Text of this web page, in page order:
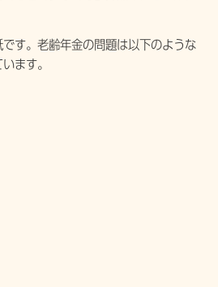
す。老齢年金の問題は以下のような
ます。